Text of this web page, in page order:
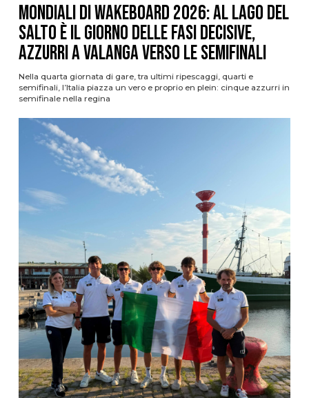
Mondiali di Wakeboard 2026: al Lago del
Salto è il giorno delle fasi decisive,
azzurri a valanga verso le semifinali
Nella quarta giornata di gare, tra ultimi ripescaggi, quarti e
semifinali, l’Italia piazza un vero e proprio en plein: cinque azzurri in
semifinale nella regina